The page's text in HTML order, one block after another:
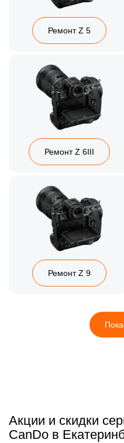
Ремонт Z 5
Ремонт Z 6III
Ремонт Z 9
Акции и скидки
CanDo в